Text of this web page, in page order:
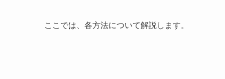
ここでは、各方法について解説します。